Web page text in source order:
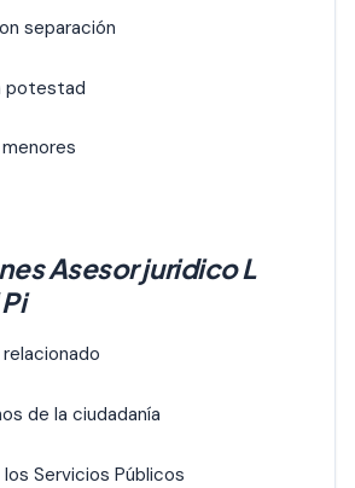
separación
potestad
Asesor juridico L
de la ciudadanía
Servicios Públicos